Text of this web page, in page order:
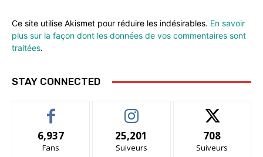
Ce site utilise Akismet pour réduire les indésirables. En savoir
plus sur la façon dont les données de vos commentaires sont
traitées.
STAY CONNECTED
6,937
Fans
25,201
Suiveurs
708
Suiveurs